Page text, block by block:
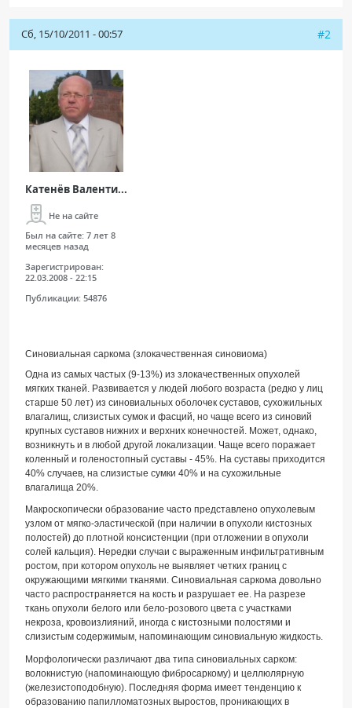
Компьютерная томография (КТ)
Магнитно-резонансная томография (МРТ)
ПОМОЩЬ
Сб, 15/10/2011 - 00:57 #2
Катенёв Валенти...
Не на сайте
Был на сайте: 7 лет 8
месяцев назад
Зарегистрирован:
22.03.2008 - 22:15
Публикации: 54876
Синовиальная саркома (злокачественная синовиома)
Одна из самых частых (9-13%) из злокачественных опухолей
мягких тканей. Развивается у людей любого возраста (редко у лиц
старше 50 лет) из синовиальных оболочек суставов, сухожильных
влагалищ, слизистых сумок и фасций, но чаще всего из синовий
крупных суставов нижних и верхних конечностей. Может, однако,
возникнуть и в любой другой локализации. Чаще всего поражает
коленный и голеностопный суставы - 45%. На суставы приходится
40% случаев, на слизистые сумки 40% и на сухожильные
влагалища 20%.
Макроскопически образование часто представлено опухолевым
узлом от мягко-эластической (при наличии в опухоли кистозных
полостей) до плотной консистенции (при отложении в опухоли
солей кальция). Нередки случаи с выраженным инфильтративным
ростом, при котором опухоль не выявляет четких границ с
окружающими мягкими тканями. Синовиальная саркома довольно
часто распространяется на кость и разрушает ее. На разрезе
ткань опухоли белого или бело-розового цвета с участками
некроза, кровоизлияний, иногда с кистозными полостями и
слизистым содержимым, напоминающим синовиальную жидкость.
Морфологически различают два типа синовиальных сарком:
волокнистую (напоминающую фибросаркому) и целлюлярную
(железистоподобную). Последняя форма имеет тенденцию к
образованию папилломатозных выростов, проникающих в